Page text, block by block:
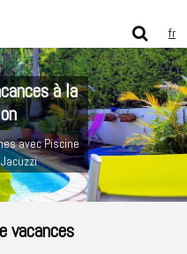
fr
à la
avec Piscine
vacances